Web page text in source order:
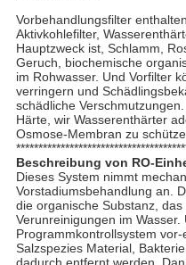
Vorbehandlungsfilter
Aktivkohlefilter,
Hauptzweck ist, Schlamm,
Geruch, biochemische
im Rohwasser. Und Vorfilter
verringern und
schädliche
Härte, wir Wasserenthärter
Osmose-Membran zu
Beschreibung von RO-
Dieses System nimmt
Vorstadiumsbehandlung an.
die organische Substanz,
Verunreinigungen im
Programmkontrollsystem
Salzspezies Material,